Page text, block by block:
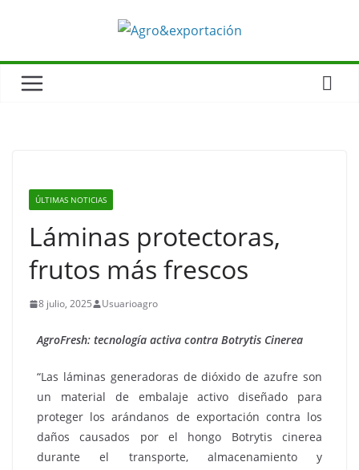
ÚLTIMAS NOTICIAS
Láminas protectoras,
frutos más frescos
8 julio, 2025 Usuarioagro
AgroFresh: tecnología activa contra Botrytis Cinerea
“Las láminas generadoras de dióxido de azufre son
un material de embalaje activo diseñado para
proteger los arándanos de exportación contra los
daños causados por el hongo Botrytis cinerea
durante el transporte, almacenamiento y